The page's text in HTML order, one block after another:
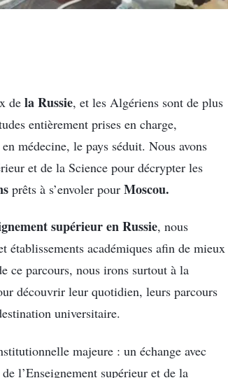
de la Russie, et les Algériens sont de plus
entièrement prises en charge,
médecine, le pays séduit. Nous avons
et de la Science pour décrypter les
prêts à s’envoler pour Moscou.
supérieur en Russie, nous
établissements académiques afin de mieux
ce parcours, nous irons surtout à la
découvrir leur quotidien, leurs parcours
universitaire.
majeure : un échange avec
l’Enseignement supérieur et de la